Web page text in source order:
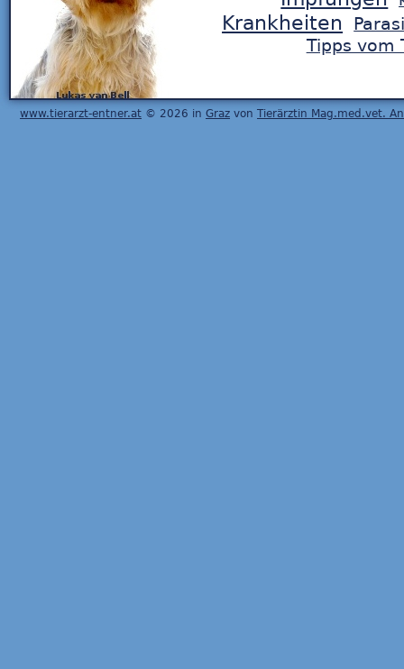
www.tierarzt-entner.at © 2026 in Graz von Tierärztin Mag.med.vet.
Krankheiten
Tipps vom